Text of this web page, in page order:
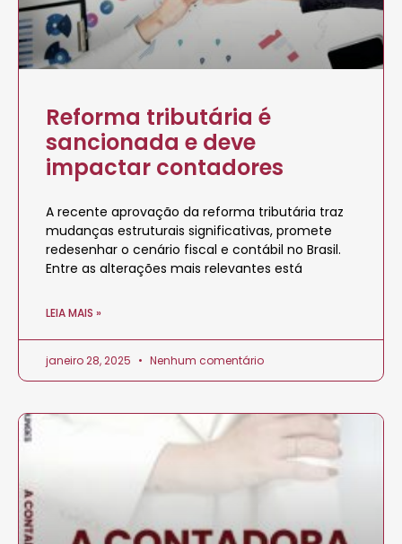
Reforma tributária é
sancionada e deve
impactar contadores
A recente aprovação da reforma tributária traz
mudanças estruturais significativas, promete
redesenhar o cenário fiscal e contábil no Brasil.
Entre as alterações mais relevantes está
LEIA MAIS »
janeiro 28, 2025 Nenhum comentário